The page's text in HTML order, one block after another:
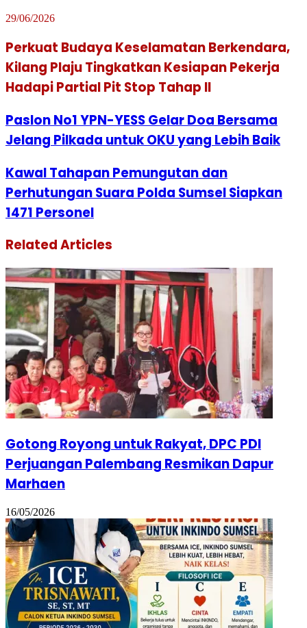
29/06/2026
Perkuat Budaya Keselamatan Berkendara,
Kilang Plaju Tingkatkan Kesiapan Pekerja
Hadapi Partial Pit Stop Tahap II
Paslon No1 YPN-YESS Gelar Doa Bersama
Jelang Pilkada untuk OKU yang Lebih Baik
Kawal Tahapan Pemungutan dan
Perhutungan Suara Polda Sumsel Siapkan
1471 Personel
Related Articles
Gotong Royong untuk Rakyat, DPC PDI
Perjuangan Palembang Resmikan Dapur
Marhaen
16/05/2026